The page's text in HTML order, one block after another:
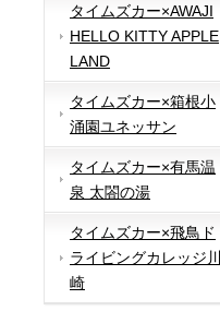
タイムズカー×AWAJI
HELLO KITTY APPLE
LAND
タイムズカー×箱根小
涌園ユネッサン
タイムズカー×有馬温
泉 太閤の湯
タイムズカー×飛鳥ド
ライビングカレッジ川
崎